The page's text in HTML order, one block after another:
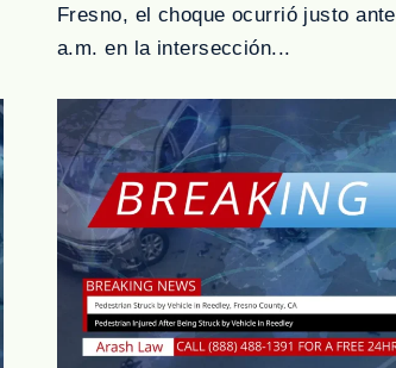
Fresno, el choque ocurrió justo
a.m. en la intersección...